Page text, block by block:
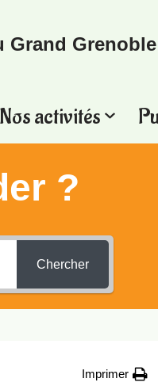
Grand Grenoble
Nos activités
?
Chercher
Imprimer